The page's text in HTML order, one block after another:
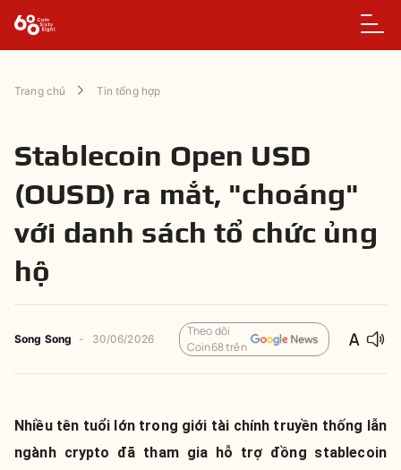
Trang chủ Tin tổng hợp
Stablecoin Open USD
(OUSD) ra mắt, "choáng"
với danh sách tổ chức ủng
hộ
Song Song - 30/06/2026
Theo dõi
Coin68 trên
Nhiều tên tuổi lớn trong giới tài chính truyền thống lẫn
ngành crypto đã tham gia hỗ trợ đồng stablecoin